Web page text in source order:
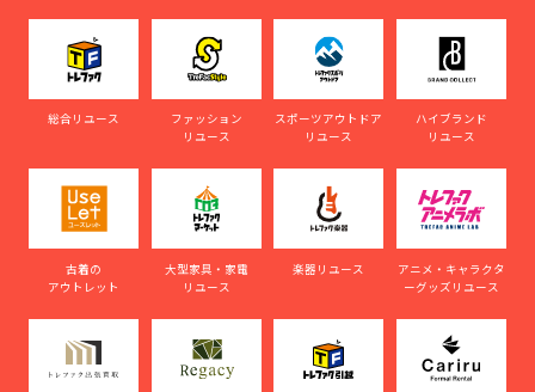
総合リユース
ファッション
リユース
スポーツアウトドア
リユース
ハイブランド
リユース
古着の
アウトレット
大型家具・家電
リユース
楽器リユース
アニメ・キャラクタ
ーグッズリユース